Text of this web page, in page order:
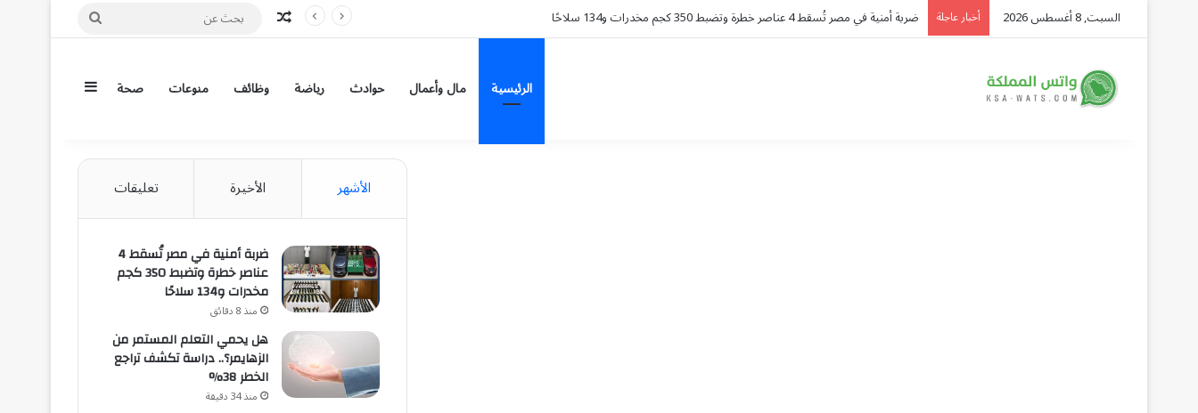
السبت, 8 أغسطس 2026 أخبار عاجلة هل يحمي التعلم المستمر من الزهايمر؟.. دراسة تكشف تراجع الخطر 38% مقال عشوائي
بحث
الرئيسية مال وأعمال حوادث رياضة وظائف منوعات صحة إضافة عمود
الأشهر الأخيرة تعليقات
ضربة أمنية في مصر تُسقط 4
عناصر خطرة وتضبط 350 كجم
مخدرات و134 سلاحًا
منذ 8 دقائق
هل يحمي التعلم المستمر من
الزهايمر؟.. دراسة تكشف تراجع
الخطر 38%
منذ 34 دقيقة